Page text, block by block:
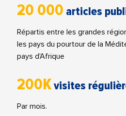
20 000 articles
Répartis entre les grandes
les pays du pourtour de la
pays d'Afrique
200Kvisites
Par mois.